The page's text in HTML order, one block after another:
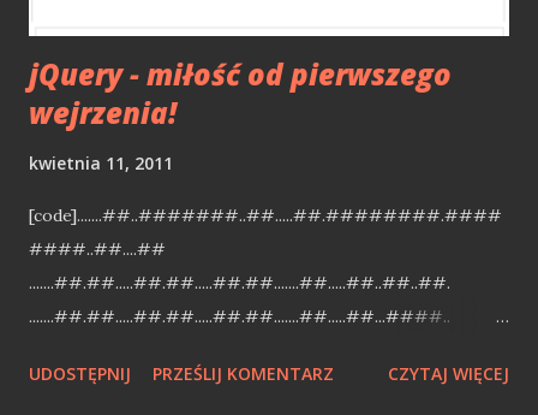
jQuery - miłość od pierwszego
wejrzenia!
kwietnia 11, 2011
[code].......##..#######..##.....##.########.####
####..##....##
.......##.##.....##.##.....##.##.......##.....##..##..##.
.......##.##.....##.##.....##.##.......##.....##...####..
.. .##....##.##..##.##.##.....##.##.......##...##......##...
UDOSTĘPNIJ PRZEŚLIJ KOMENTARZ CZYTAJ WIĘCEJ